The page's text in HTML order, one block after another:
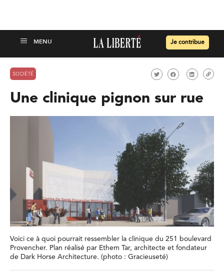
Je contribue
SOCIÉTÉ
Une clinique pignon sur rue
Voici ce à quoi pourrait ressembler la clinique du 251 boulevard
Provencher. Plan réalisé par Ethem Tar, architecte et fondateur
de Dark Horse Architecture. (photo : Gracieuseté)